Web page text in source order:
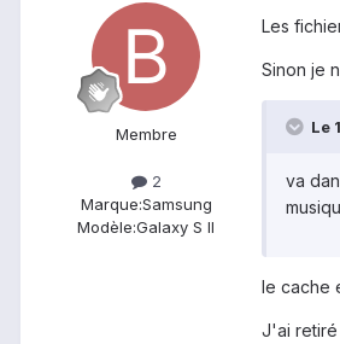
Membre
2
Marque:Samsung
Modèle:Galaxy S II
Les
Sinon je
Le
va
le cache
J'ai retiré